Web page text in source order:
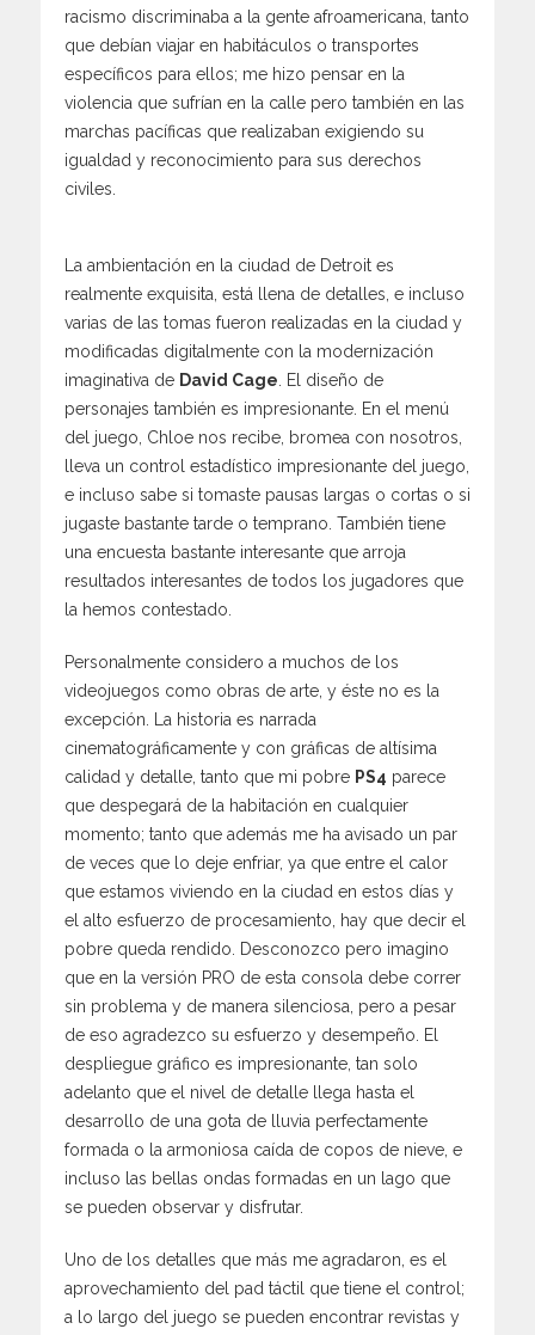
racismo discriminaba a la gente afroamericana, tanto
que debían viajar en habitáculos o transportes
específicos para ellos; me hizo pensar en la
violencia que sufrían en la calle pero también en las
marchas pacíficas que realizaban exigiendo su
igualdad y reconocimiento para sus derechos
civiles.
La ambientación en la ciudad de Detroit es
realmente exquisita, está llena de detalles, e incluso
varias de las tomas fueron realizadas en la ciudad y
modificadas digitalmente con la modernización
imaginativa de David Cage. El diseño de
personajes también es impresionante. En el menú
del juego, Chloe nos recibe, bromea con nosotros,
lleva un control estadístico impresionante del juego,
e incluso sabe si tomaste pausas largas o cortas o si
jugaste bastante tarde o temprano. También tiene
una encuesta bastante interesante que arroja
resultados interesantes de todos los jugadores que
la hemos contestado.
Personalmente considero a muchos de los
videojuegos como obras de arte, y éste no es la
excepción. La historia es narrada
cinematográficamente y con gráficas de altísima
calidad y detalle, tanto que mi pobre PS4 parece
que despegará de la habitación en cualquier
momento; tanto que además me ha avisado un par
de veces que lo deje enfriar, ya que entre el calor
que estamos viviendo en la ciudad en estos días y
el alto esfuerzo de procesamiento, hay que decir el
pobre queda rendido. Desconozco pero imagino
que en la versión PRO de esta consola debe correr
sin problema y de manera silenciosa, pero a pesar
de eso agradezco su esfuerzo y desempeño. El
despliegue gráfico es impresionante, tan solo
adelanto que el nivel de detalle llega hasta el
desarrollo de una gota de lluvia perfectamente
formada o la armoniosa caída de copos de nieve, e
incluso las bellas ondas formadas en un lago que
se pueden observar y disfrutar.
Uno de los detalles que más me agradaron, es el
aprovechamiento del pad táctil que tiene el control;
a lo largo del juego se pueden encontrar revistas y